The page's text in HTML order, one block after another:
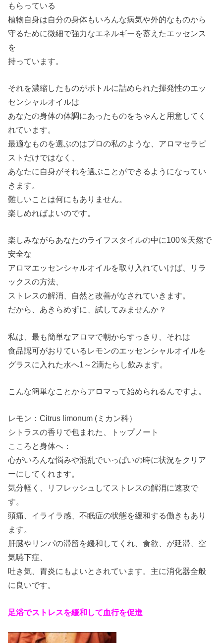
もらっている
植物自身は自分の身体もいろんな病気や外的なものから
守るために微細で強力なエネルギーを蓄えたエッセンス
を
持っています。
それを濃縮したものがボトルに詰められた揮発性のエッ
センシャルオイルは
あなたの身体の体調にあったものをちゃんと用意してく
れています。
最適なものを選ぶのはプロの私のような、アロマセラピ
ストだけではなく、
あなたに自身がそれを選ぶことができるようになってい
きます。
難しいことは何にもありません。
楽しめればよいのです。
楽しみながらあなたのライフスタイルの中に100％天然で
安全な
アロマエッセンシャルオイルを取り入れていけば、リラ
ックスの方法、
ストレスの解消、自然と改善がなされていきます。
だから、あきらめずに、試してみませんか？
私は、最も簡単なアロマで朝からすっきり、それは
食品認可がおりているレモンのエッセンシャルオイルを
グラスに入れた水へ1～2滴たらし飲みます。
こんな簡単なことからアロマって始められるんですよ。
レモン：Citrus limonum (ミカン科）
シトラスの香りで包まれた、トップノート
こころと身体へ：
心がいろんな悩みや混乱でいっぱいの時に状況をクリア
ーにしてくれます。
気分軽く、リフレッシュしてストレスの解消に速攻で
す。
頭痛、イライラ感、不眠症の状態を緩和する働きもあり
ます。
肝臓やリンパの滞留を緩和してくれ、食欲、が延滞、空
気嚥下症、
吐き気、胃炎にもよいとされています。主に消化器全般
に良いです。
足浴でストレスを緩和して血行を促進